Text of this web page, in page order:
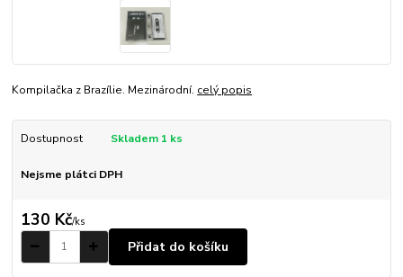
Kompilačka z Brazílie. Mezinárodní. celý popis
Dostupnost Skladem 1 ks
Nejsme plátci DPH
130 Kč/ks
Přidat do košíku